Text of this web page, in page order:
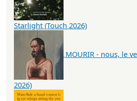
Starlight (Touch 2026)
MOURIR - nous, le
2026)